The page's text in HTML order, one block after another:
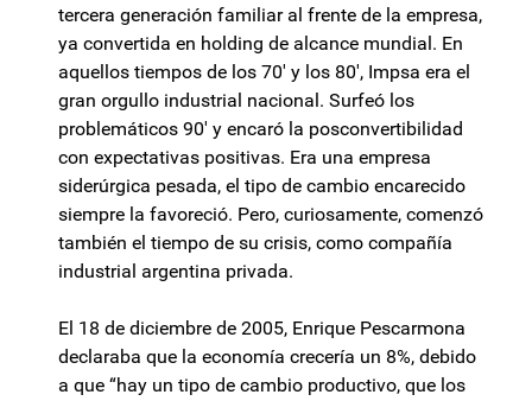
tercera generación familiar al frente de la empresa,
ya convertida en holding de alcance mundial. En
aquellos tiempos de los 70' y los 80', Impsa era el
gran orgullo industrial nacional. Surfeó los
problemáticos 90' y encaró la posconvertibilidad
con expectativas positivas. Era una empresa
siderúrgica pesada, el tipo de cambio encarecido
siempre la favoreció. Pero, curiosamente, comenzó
también el tiempo de su crisis, como compañía
industrial argentina privada.
El 18 de diciembre de 2005, Enrique Pescarmona
declaraba que la economía crecería un 8%, debido
a que “hay un tipo de cambio productivo, que los